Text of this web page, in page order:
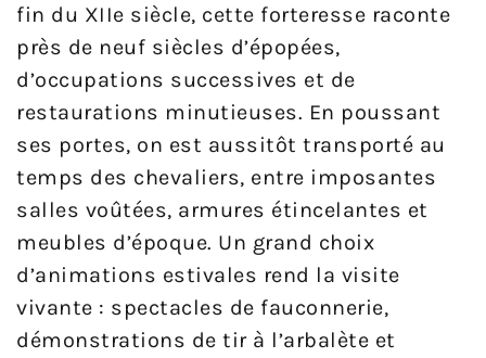
fin du XIIe siècle, cette forteresse raconte
près de neuf siècles d’épopées,
d’occupations successives et de
restaurations minutieuses. En poussant
ses portes, on est aussitôt transporté au
temps des chevaliers, entre imposantes
salles voûtées, armures étincelantes et
meubles d’époque. Un grand choix
d’animations estivales rend la visite
vivante : spectacles de fauconnerie,
démonstrations de tir à l’arbalète et